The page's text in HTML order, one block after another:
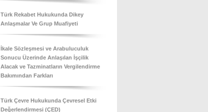
Türk Rekabet Hukukunda Dikey
Anlaşmalar Ve Grup Muafiyeti
İkale Sözleşmesi ve Arabuluculuk
Sonucu Üzerinde Anlaşılan İşçilik
Alacak ve Tazminatların Vergilendirme
Bakımından Farkları
Türk Çevre Hukukunda Çevresel Etki
Değerlendirmesi (ÇED)